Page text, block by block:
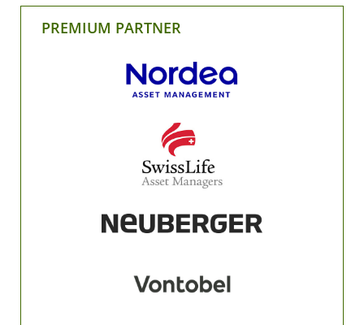
PREMIUM PARTNER